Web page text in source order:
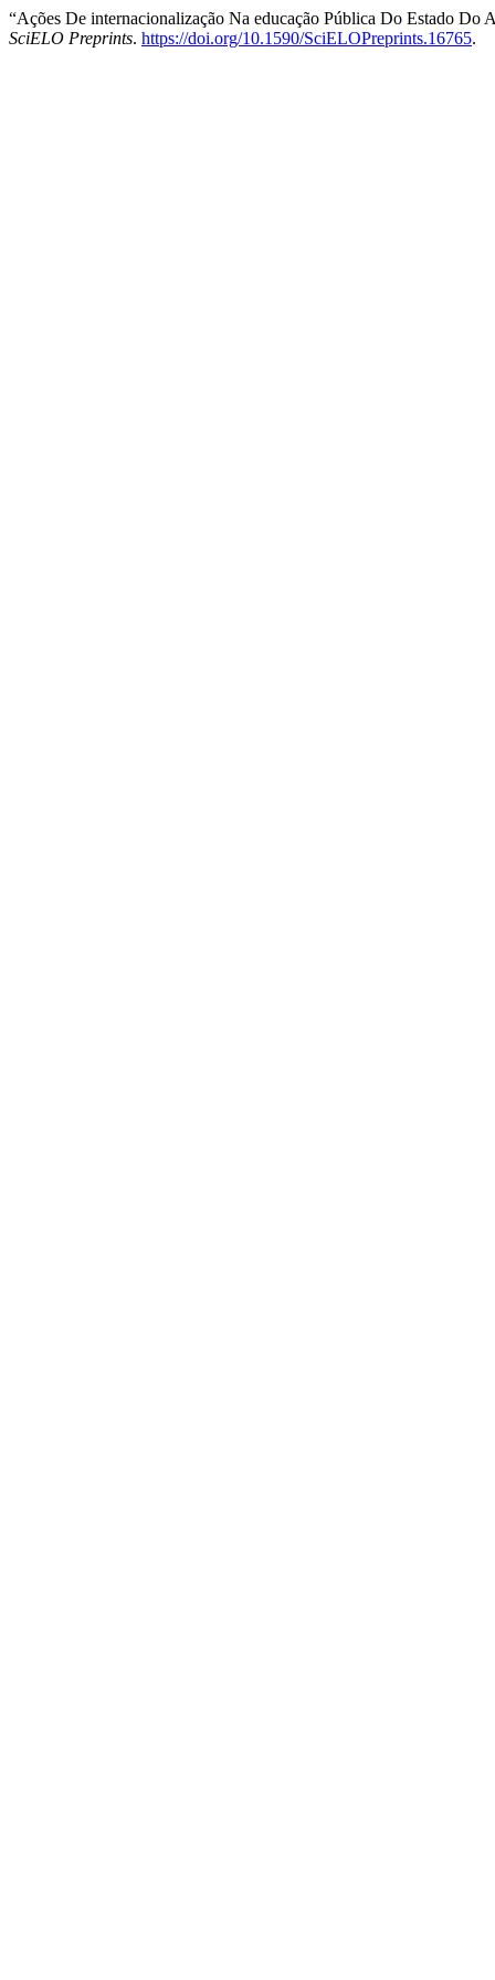
“Ações De internacionalização Na educação Pública Do Estado Do
SciELO Preprints. https://doi.org/10.1590/SciELOPreprints.16765.